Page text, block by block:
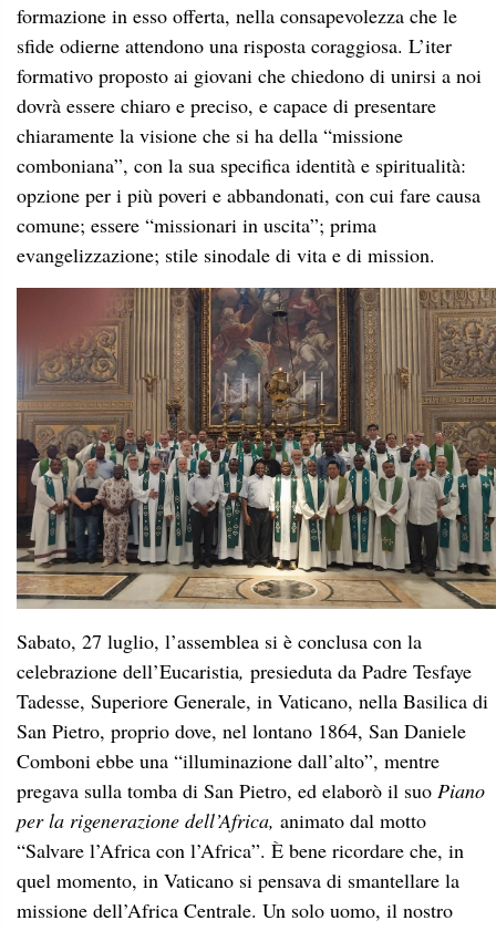
formazione in esso offerta, nella consapevolezza che le
sfide odierne attendono una risposta coraggiosa. L’iter
formativo proposto ai giovani che chiedono di unirsi a noi
dovrà essere chiaro e preciso, e capace di presentare
chiaramente la visione che si ha della “missione
comboniana”, con la sua specifica identità e spiritualità:
opzione per i più poveri e abbandonati, con cui fare causa
comune; essere “missionari in uscita”; prima
evangelizzazione; stile sinodale di vita e di mission.
Sabato, 27 luglio, l’assemblea si è conclusa con la
celebrazione dell’Eucaristia, presieduta da Padre Tesfaye
Tadesse, Superiore Generale, in Vaticano, nella Basilica di
San Pietro, proprio dove, nel lontano 1864, San Daniele
Comboni ebbe una “illuminazione dall’alto”, mentre
pregava sulla tomba di San Pietro, ed elaborò il suo Piano
per la rigenerazione dell’Africa, animato dal motto
“Salvare l’Africa con l’Africa”. È bene ricordare che, in
quel momento, in Vaticano si pensava di smantellare la
missione dell’Africa Centrale. Un solo uomo, il nostro